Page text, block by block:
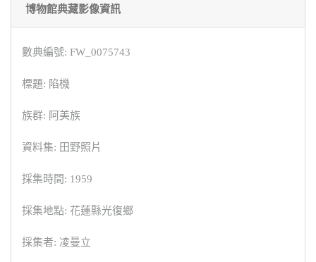
博物館典藏影像資訊
數典編號: FW_0075743
標題: 陷機
族群: 阿美族
資料集: 田野照片
採集時間: 1959
採集地點: 花蓮縣光復鄉
採集者: 凌曼立